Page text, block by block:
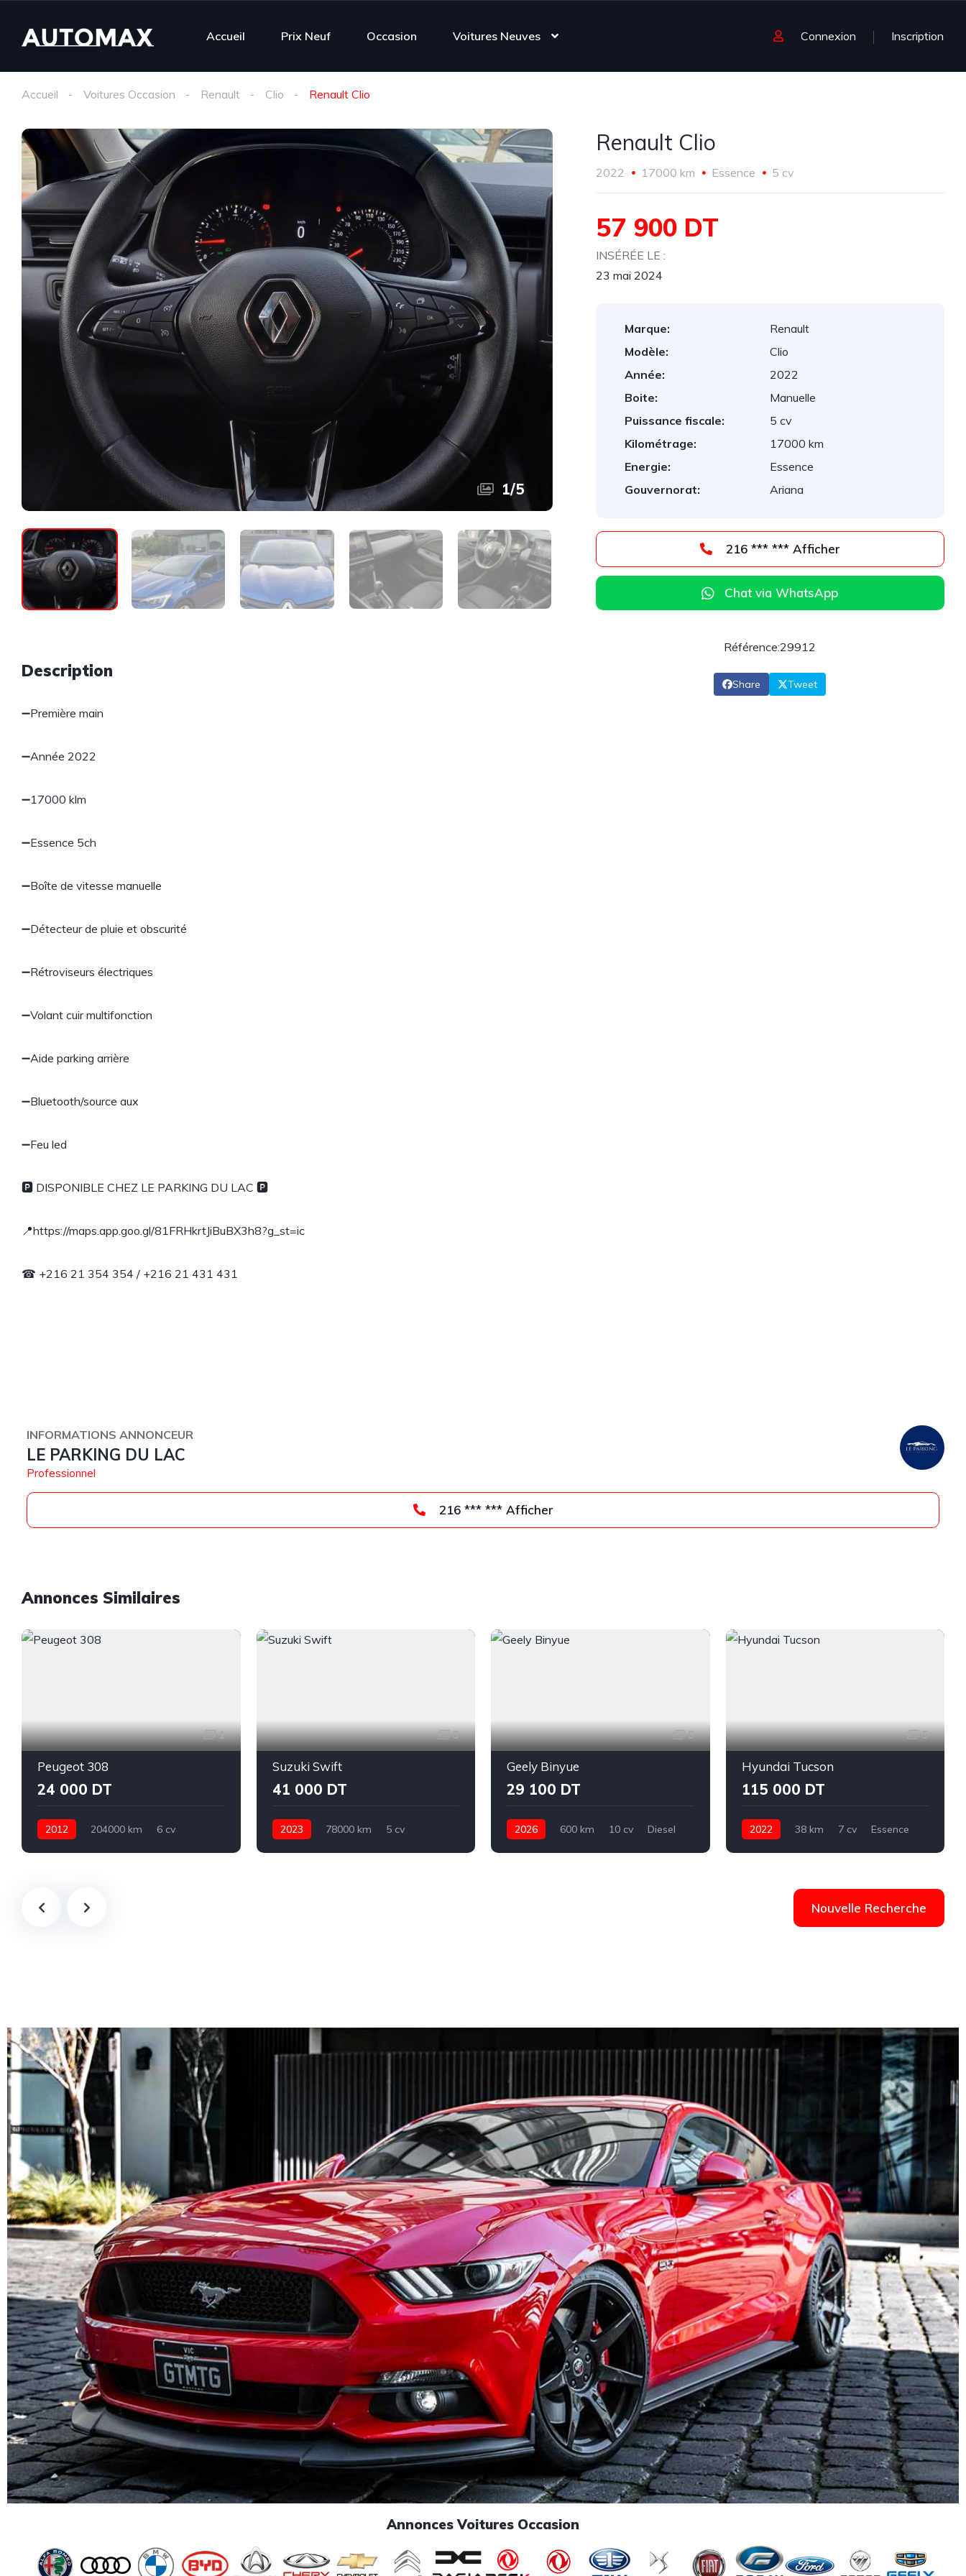
Accueil Prix Neuf Occasion Voitures Neuves Connexion Inscription
Accueil Voitures Occasion Renault Clio Renault Clio
1/5
Description
➖Première main
➖Année 2022
➖17000 klm
➖Essence 5ch
➖Boîte de vitesse manuelle
➖Détecteur de pluie et obscurité
➖Rétroviseurs électriques
➖Volant cuir multifonction
➖Aide parking arrière
➖Bluetooth/source aux
➖Feu led
🅿 DISPONIBLE CHEZ LE PARKING DU LAC 🅿
📍https://maps.app.goo.gl/81FRHkrtJiBuBX3h8?g_st=ic
☎ +216 21 354 354 / +216 21 431 431
Renault Clio
2022 17000 km Essence 5 cv
57 900 DT
INSÉRÉE LE :
23 mai 2024
Marque:
Renault
Modèle:
Clio
Année:
2022
Boite:
Manuelle
Puissance fiscale:
5 cv
Kilométrage:
17000 km
Energie:
Essence
Gouvernorat:
Ariana
216 *** *** Afficher
Chat via WhatsApp
Référence:29912
Share Tweet
INFORMATIONS ANNONCEUR
LE PARKING DU LAC
Professionnel
216 *** *** Afficher
Annonces Similaires
1
Peugeot 308
24 000 DT
2012 204000 km
6 cv
5
Suzuki Swift
41 000 DT
2023 78000 km
5 cv
5
Geely Binyue
29 100 DT
2026 600 km 10 cv
Diesel
5
Hyundai Tucson
115 000 DT
2022 38 km 7 cv
Essence
Nouvelle Recherche
Annonces Voitures Occasion